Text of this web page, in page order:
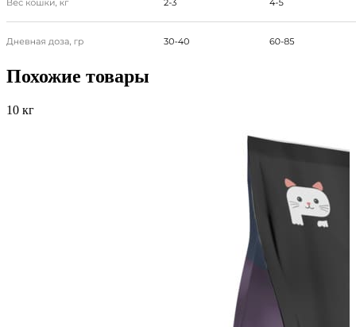
Похожие товары
10 кг